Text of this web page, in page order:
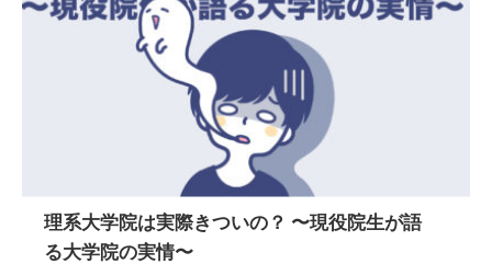
理系大学院は実際きついの？ 〜現役院生が語
る大学院の実情〜